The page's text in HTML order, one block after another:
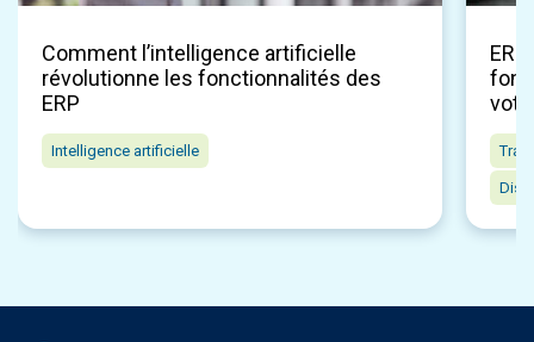
Comment l’intelligence artificielle
révolutionne les fonctionnalités des
ERP
Intelligence artificielle